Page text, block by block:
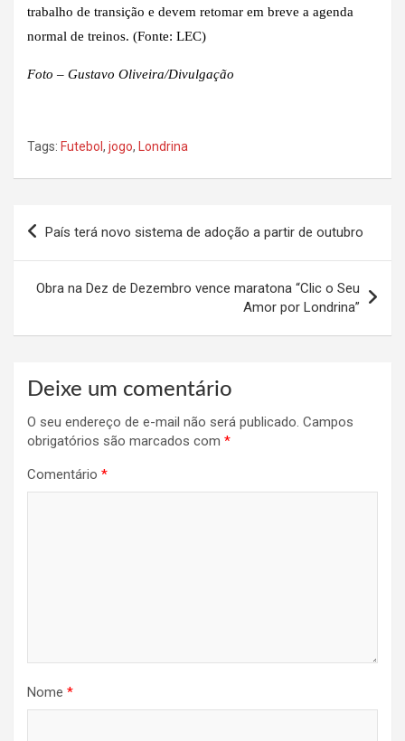
trabalho de transição e devem retomar em breve a agenda
normal de treinos. (Fonte: LEC)
Foto – Gustavo Oliveira/Divulgação
Tags: Futebol , jogo, Londrina
País terá novo sistema de adoção a partir de outubro
Obra na Dez de Dezembro vence maratona “Clic o Seu
Amor por Londrina”
Deixe um comentário
O seu endereço de e-mail não será publicado. Campos
obrigatórios são marcados com *
Comentário *
Nome *